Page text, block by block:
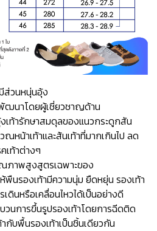
ส่วนหนุ่นอุ้ง
ฒนาโดยผู้เชี่ยวชาญด้าน
เท้ารักษาสมดุลของแนวกระดูกสัน
หน้าเท้าและส้นเท้าที่มากเกินไป ลด
เท้าต่างๆ
ภาพสูงสูตรเฉพาะของ
นรองเท้ามีความนุ่ม ยืดหยุ่น รองเท้า
ดินหรือเคลื่อนไหวได้เป็นอย่างดี
วนการขึ้นรูปรองเท้าโดยการฉีดติด
กับพื้นรองเท้าเป็นชิ้นเดียวกัน